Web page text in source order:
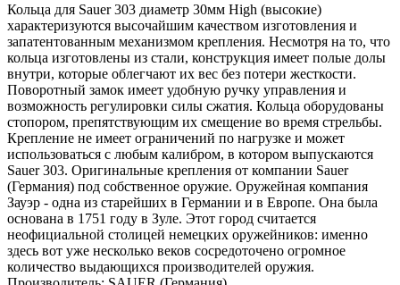
Кольца для Sauer 303 диаметр 30мм High (высокие)
характеризуются высочайшим качеством изготовления и
запатентованным механизмом крепления. Несмотря на то, что
кольца изготовлены из стали, конструкция имеет полые долы
внутри, которые облегчают их вес без потери жесткости.
Поворотный замок имеет удобную ручку управления и
возможность регулировки силы сжатия. Кольца оборудованы
стопором, препятствующим их смещение во время стрельбы.
Крепление не имеет ограничений по нагрузке и может
использоваться с любым калибром, в котором выпускаются
Sauer 303. Оригинальные крепления от компании Sauer
(Германия) под собственное оружие. Оружейная компания
Зауэр - одна из старейших в Германии и в Европе. Она была
основана в 1751 году в Зуле. Этот город считается
неофициальной столицей немецких оружейников: именно
здесь вот уже несколько веков сосредоточено огромное
количество выдающихся производителей оружия.